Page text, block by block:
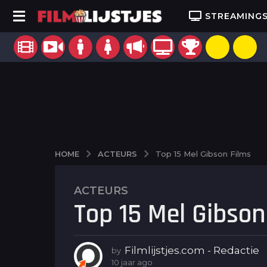
HOME ACTEURS Top 15 Mel Gibson Films
1
0
a
r
ACTEURS
Top 15 Mel
by Filmlijstjes.com - Redactie
10 jaar ago